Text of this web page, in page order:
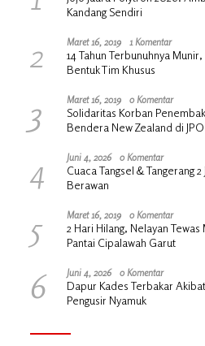
Kandang Sendiri
2 Maret 16, 2019 1 Komentar
14 Tahun Terbunuhnya
Bentuk Tim Khusus
3 Maret 16, 2019 0 Komentar
Solidaritas Korban
Bendera New Zealand di
4 Juni 4, 2026 0 Komentar
Cuaca Tangsel & Tangerang
Berawan
5 Maret 16, 2019 0 Komentar
2 Hari Hilang, Nelayan Tewas
Pantai Cipalawah Garut
6 Juni 4, 2026 0 Komentar
Dapur Kades Terbakar
Pengusir Nyamuk